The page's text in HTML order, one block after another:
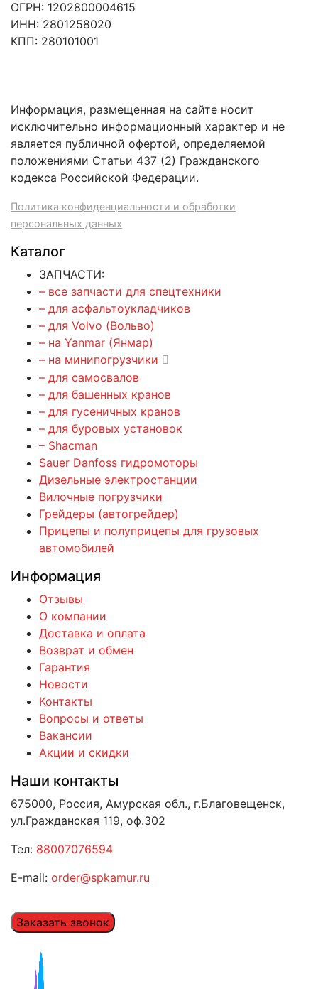
ОГРН: 1202800004615
ИНН: 2801258020
КПП: 280101001
Информация, размещенная на сайте носит
исключительно информационный характер и не
является публичной офертой, определяемой
положениями Статьи 437 (2) Гражданского
кодекса Российской Федерации.
Политика конфиденциальности и обработки
персональных данных
Каталог
ЗАПЧАСТИ:
– все запчасти для спецтехники
– для асфальтоукладчиков
– для Volvo (Вольво)
– на Yanmar (Янмар)
– на минипогрузчики
– для самосвалов
– для башенных кранов
– для гусеничных кранов
– для буровых установок
– Shacman
Sauer Danfoss гидромоторы
Дизельные электростанции
Вилочные погрузчики
Грейдеры (автогрейдер)
Прицепы и полуприцепы для грузовых
автомобилей
Информация
Отзывы
О компании
Доставка и оплата
Возврат и обмен
Гарантия
Новости
Контакты
Вопросы и ответы
Вакансии
Акции и скидки
Наши контакты
675000, Россия, Амурская обл., г.Благовещенск,
ул.Гражданская 119, оф.302
Тел: 88007076594
E-mail: order@spkamur.ru
Заказать звонок